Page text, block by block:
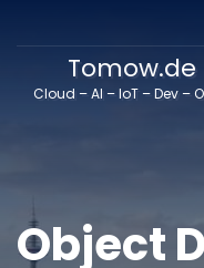
Tomow.de
Cloud – AI – IoT – Dev –
Object